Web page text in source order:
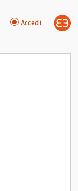
Accedi